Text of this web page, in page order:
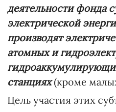
деятельности фонда
электрической
производят
атомных и
станциях(кроме
Цель участия этих